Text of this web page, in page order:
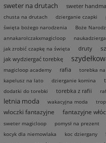
sweter na drutach sweter
chusta na drutach dzierganie czapki
święta bożego narodzenia
Boże
annakarolczakxmagicloop
jak zrobić czapkę na święta druty
jak wydziergać torebkę
magicloop academy rafia torebka
kapelusz na lato dzierganie komina
dodatki do torebki
torebka z rafii
letnia moda wakacyjna moda
wloczki fantazyjne fantazyjne
sweter magicloop pomysł na prezent
kocyk dla niemowlaka
koc dziergany